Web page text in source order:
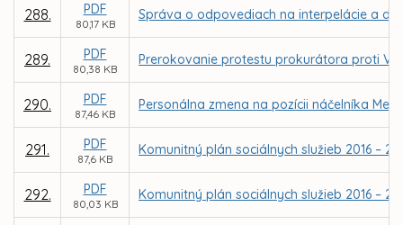
288. PDF
80,17 KB
Správa o odpovediach na interpelácie a
289. PDF
80,38 KB
Prerokovanie protestu prokurátora proti
290. PDF
87,46 KB
Personálna zmena na pozícii náčelníka
291. PDF
87,6 KB
Komunitný plán sociálnych služieb 2016 –
292. PDF
80,03 KB
Komunitný plán sociálnych služieb 2016 –